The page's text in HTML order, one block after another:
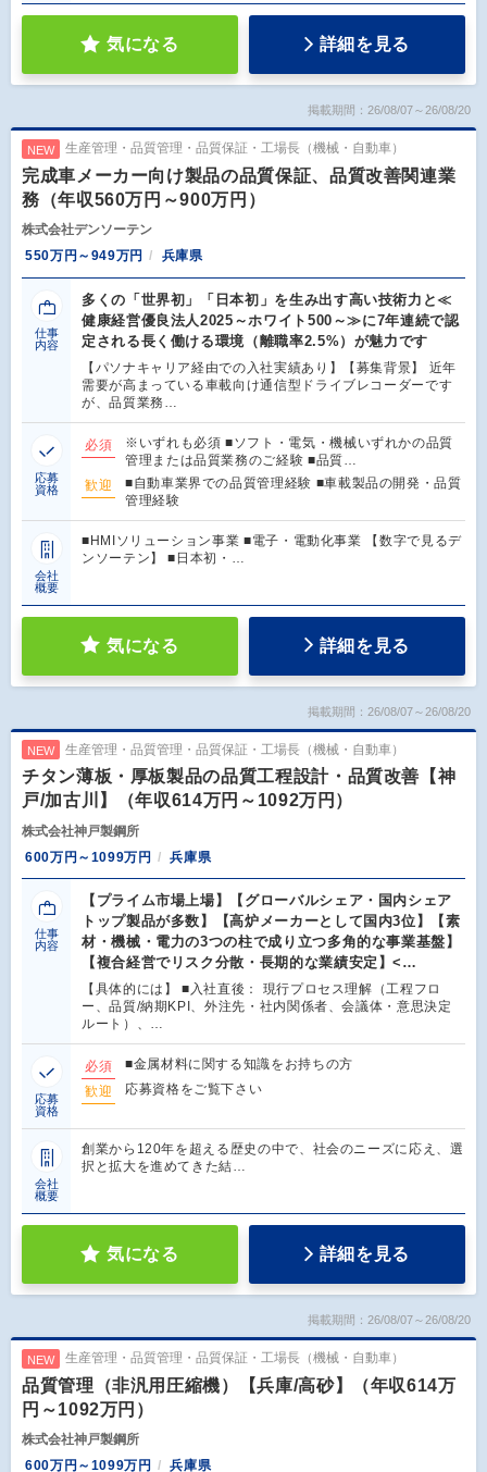
気になる 詳細を見る
掲載期間：26/08/07～26/08/20
NEW 生産管理・品質管理・品質保証・工場長（機械・自動車）
完成車メーカー向け製品の品質保証、品質改善関連業
務（年収560万円～900万円）
株式会社デンソーテン
550万円～949万円
兵庫県
仕事
内容
多くの「世界初」「日本初」を生み出す高い技術力と≪
健康経営優良法人2025～ホワイト500～≫に7年連続で認
定される長く働ける環境（離職率2.5%）が魅力です
【パソナキャリア経由での入社実績あり】【募集背景】 近年
需要が高まっている車載向け通信型ドライブレコーダーです
が、品質業務…
応募
資格
必須
※いずれも必須 ■ソフト・電気・機械いずれかの品質
管理または品質業務のご経験 ■品質…
歓迎
■自動車業界での品質管理経験 ■車載製品の開発・品質
管理経験
会社
概要
■HMIソリューション事業 ■電子・電動化事業 【数字で見るデ
ンソーテン】 ■日本初・…
気になる 詳細を見る
掲載期間：26/08/07～26/08/20
NEW 生産管理・品質管理・品質保証・工場長（機械・自動車）
チタン薄板・厚板製品の品質工程設計・品質改善【神
戸/加古川】（年収614万円～1092万円）
株式会社神戸製鋼所
600万円～1099万円
兵庫県
仕事
内容
【プライム市場上場】【グローバルシェア・国内シェア
トップ製品が多数】【高炉メーカーとして国内3位】【素
材・機械・電力の3つの柱で成り立つ多角的な事業基盤】
【複合経営でリスク分散・長期的な業績安定】<…
【具体的には】 ■入社直後： 現行プロセス理解（工程フロ
ー、品質/納期KPI、外注先・社内関係者、会議体・意思決定
ルート）、…
応募
資格
必須
■金属材料に関する知識をお持ちの方
歓迎
応募資格をご覧下さい
会社
概要
創業から120年を超える歴史の中で、社会のニーズに応え、選
択と拡大を進めてきた結…
気になる 詳細を見る
掲載期間：26/08/07～26/08/20
NEW 生産管理・品質管理・品質保証・工場長（機械・自動車）
品質管理（非汎用圧縮機）【兵庫/高砂】（年収614万
円～1092万円）
株式会社神戸製鋼所
600万円～1099万円
兵庫県